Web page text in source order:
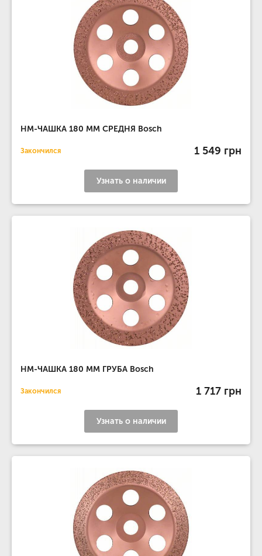
НМ-ЧАШКА 180 ММ СРЕДНЯ Bosch
Закончился 1 549 грн
Узнать о наличии
НМ-ЧАШКА 180 ММ ГРУБА Bosch
Закончился 1 717 грн
Узнать о наличии